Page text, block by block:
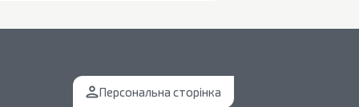
Персональна сторінка